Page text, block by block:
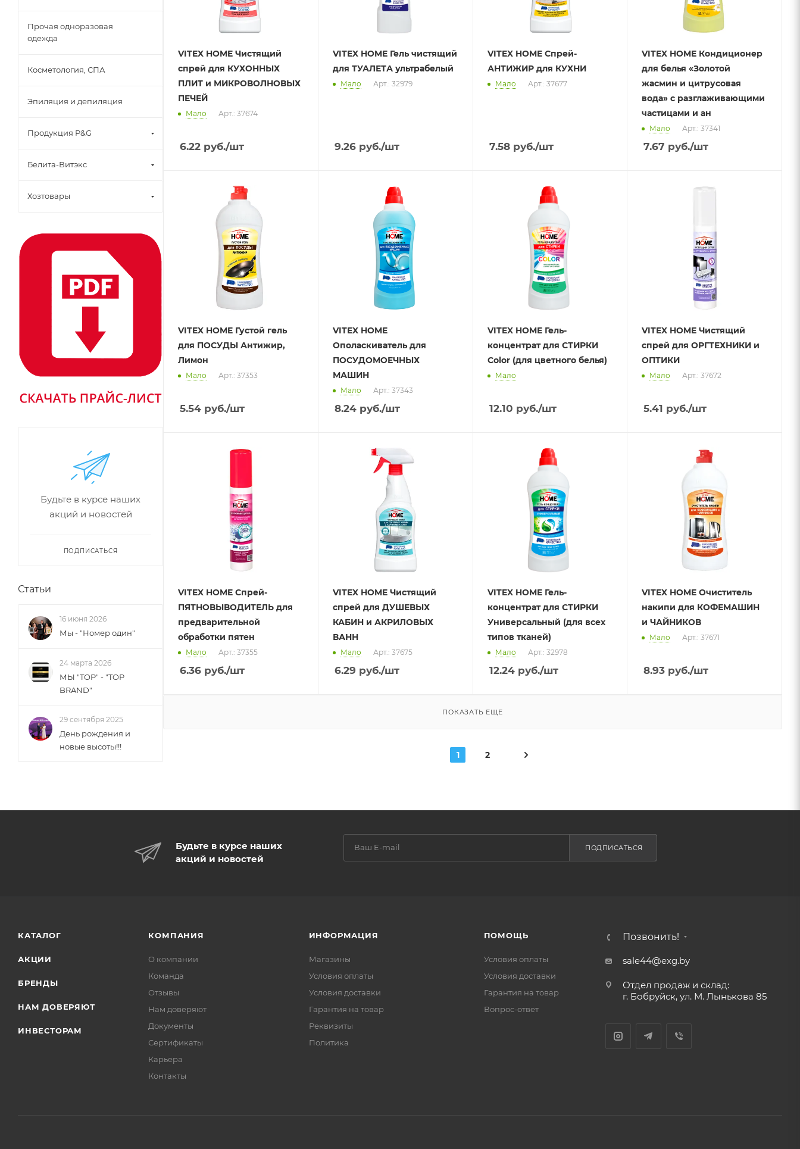
VITEX HOME Чистящий
спрей для КУХОННЫХ
ПЛИТ и МИКРОВОЛНОВЫХ
ПЕЧЕЙ
Мало Арт.: 37674
6.22 руб./шт
VITEX HOME Гель чистящий
для ТУАЛЕТА ультрабелый
Мало Арт.: 32979
9.26руб./шт
VITEX HOME Спрей-
АНТИЖИР для КУХНИ
Мало Арт.: 37677
7.58руб./шт
VITEX HOME Кондиционер
для белья «Золотой
жасмин и цитрусовая
вода» с разглаживающими
частицами и ан
Мало Арт.: 37341
7.67 руб./шт
VITEX HOME Густой гель
для ПОСУДЫ Антижир,
Лимон
Мало Арт.: 37353
5.54 руб./шт
VITEX HOME
Ополаскиватель для
ПОСУДОМОЕЧНЫХ
МАШИН
Мало Арт.: 37343
8.24руб./шт
VITEX HOME Гель-
концентрат для СТИРКИ
Color (для цветного белья)
Мало
12.10 руб./шт
VITEX HOME Чистящий
спрей для ОРГТЕХНИКИ и
ОПТИКИ
Мало Арт.: 37672
5.41 руб./шт
VITEX HOME Спрей-
ПЯТНОВЫВОДИТЕЛЬ для
предварительной
обработки пятен
Мало Арт.: 37355
6.36 руб./шт
VITEX HOME Чистящий
спрей для ДУШЕВЫХ
КАБИН и АКРИЛОВЫХ
ВАНН
Мало Арт.: 37675
6.29 руб./шт
VITEX HOME Гель-
концентрат для СТИРКИ
Универсальный (для всех
типов тканей)
Мало Арт.: 32978
12.24руб./шт
VITEX HOME Очиститель
накипи для КОФЕМАШИН
и ЧАЙНИКОВ
Мало Арт.: 37671
8.93 руб./шт
ПОКАЗАТЬ ЕЩЕ
1 2
Прочая одноразовая
одежда
Косметология, СПА
Эпиляция и депиляция
Продукция P&G
Белита-Витэкс
Хозтовары
Будьте в курсе наших
акций и новостей
ПОДПИСАТЬСЯ
Статьи
16 июня 2026
Мы - "Номер один"
24 марта 2026
МЫ "TOP" - "TOP
BRAND"
29 сентября 2025
День рождения и
новые высоты!!!
Будьте в курсе наших
акций и новостей
ПОДПИСАТЬСЯ
КАТАЛОГ
АКЦИИ
БРЕНДЫ
НАМ ДОВЕРЯЮТ
ИНВЕСТОРАМ
КОМПАНИЯ
О компании
Команда
Отзывы
Нам доверяют
Документы
Сертификаты
Карьера
Контакты
ИНФОРМАЦИЯ
Магазины
Условия оплаты
Условия доставки
Гарантия на товар
Реквизиты
Политика
ПОМОЩЬ
Условия оплаты
Условия доставки
Гарантия на товар
Вопрос-ответ
Позвонить!
sale44@exg.by
Отдел продаж и склад:
г. Бобруйск, ул. М. Лынькова 85